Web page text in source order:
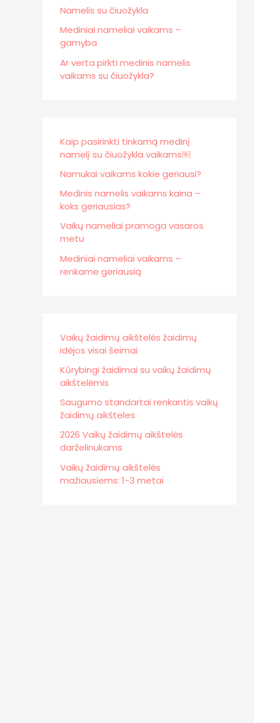
Namelis su čiuožykla
Mediniai nameliai vaikams –
gamyba
Ar verta pirkti medinis namelis
vaikams su čiuožykla?
Kaip pasirinkti tinkamą medinį
namelį su čiuožykla vaikams￼
Namukai vaikams kokie geriausi?
Medinis namelis vaikams kaina –
koks geriausias?
Vaikų nameliai pramoga vasaros
metu
Mediniai nameliai vaikams –
renkame geriausią
Vaikų žaidimų aikštelės žaidimų
idėjos visai šeimai
Kūrybingi žaidimai su vaikų žaidimų
aikštelėmis
Saugumo standartai renkantis vaikų
žaidimų aikšteles
2026 Vaikų žaidimų aikštelės
darželinukams
Vaikų žaidimų aikštelės
mažiausiems: 1-3 metai